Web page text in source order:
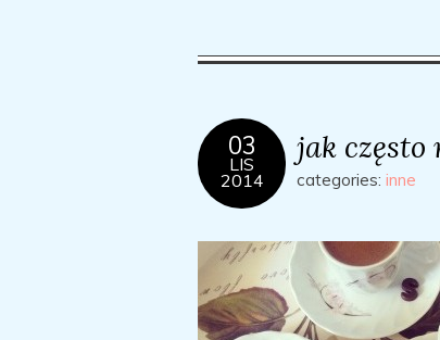
03
LIS
2014
jak często
categories: inne